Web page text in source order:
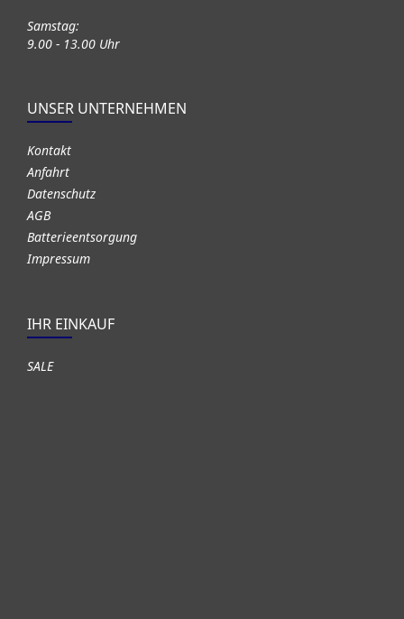
Samstag:
9.00 - 13.00 Uhr
UNSER UNTERNEHMEN
Kontakt
Anfahrt
Datenschutz
AGB
Batterieentsorgung
Impressum
IHR EINKAUF
SALE